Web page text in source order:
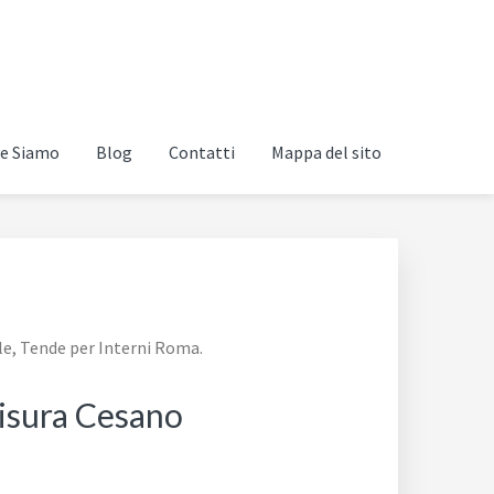
Siamo Blog Contatti Mappa del sito
Tende per Interni Roma.
Cesano